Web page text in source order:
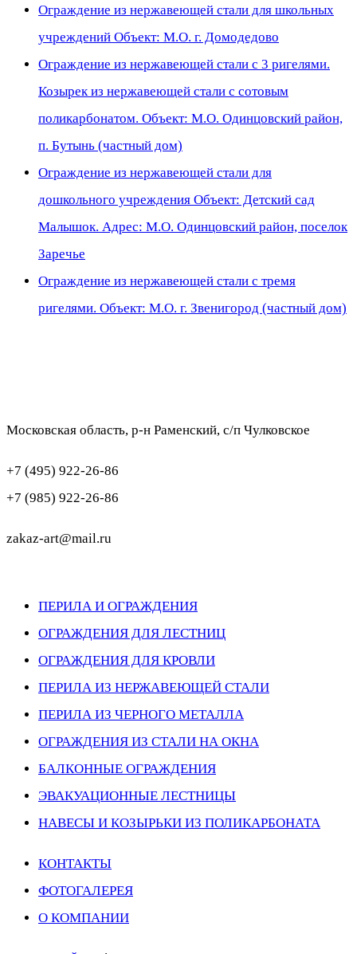
Ограждение из нержавеющей стали для школьных
учреждений Объект: М.О. г. Домодедово
Ограждение из нержавеющей стали с 3 ригелями.
Козырек из нержавеющей стали с сотовым
поликарбонатом. Объект: М.О. Одинцовский район,
п. Бутынь (частный дом)
Ограждение из нержавеющей стали для
дошкольного учреждения Объект: Детский сад
Малышок. Адрес: М.О. Одинцовский район, поселок
Заречье
Ограждение из нержавеющей стали с тремя
ригелями. Объект: М.О. г. Звенигород (частный дом)
Московская область, р-н Раменский, с/п Чулковское
+7 (495) 922-26-86
+7 (985) 922-26-86
zakaz-art@mail.ru
ПЕРИЛА И ОГРАЖДЕНИЯ
ОГРАЖДЕНИЯ ДЛЯ ЛЕСТНИЦ
ОГРАЖДЕНИЯ ДЛЯ КРОВЛИ
ПЕРИЛА ИЗ НЕРЖАВЕЮЩЕЙ СТАЛИ
ПЕРИЛА ИЗ ЧЕРНОГО МЕТАЛЛА
ОГРАЖДЕНИЯ ИЗ СТАЛИ НА ОКНА
БАЛКОННЫЕ ОГРАЖДЕНИЯ
ЭВАКУАЦИОННЫЕ ЛЕСТНИЦЫ
НАВЕСЫ И КОЗЫРЬКИ ИЗ ПОЛИКАРБОНАТА
КОНТАКТЫ
ФОТОГАЛЕРЕЯ
О КОМПАНИИ